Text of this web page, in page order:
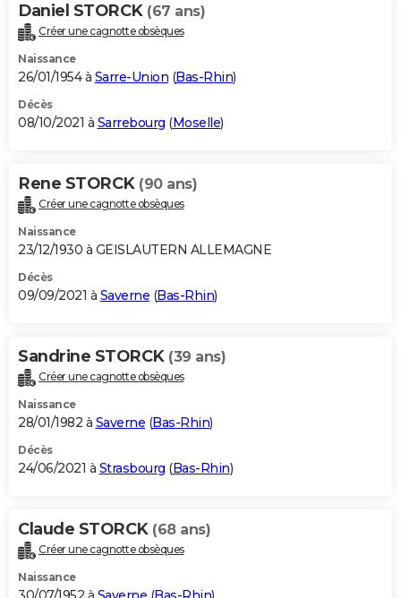
Daniel STORCK (67 ans)
Créer une cagnotte obsèques
Naissance
26/01/1954 à Sarre-Union (Bas-Rhin)
Décès
08/10/2021 à Sarrebourg (Moselle)
Rene STORCK (90 ans)
Créer une cagnotte obsèques
Naissance
23/12/1930 à GEISLAUTERN ALLEMAGNE
Décès
09/09/2021 à Saverne (Bas-Rhin)
Sandrine STORCK (39 ans)
Créer une cagnotte obsèques
Naissance
28/01/1982 à Saverne (Bas-Rhin)
Décès
24/06/2021 à Strasbourg (Bas-Rhin)
Claude STORCK (68 ans)
Créer une cagnotte obsèques
Naissance